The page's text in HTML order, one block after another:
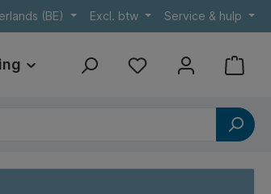
(BE) Excl. btw Service & hulp
Print Referenties